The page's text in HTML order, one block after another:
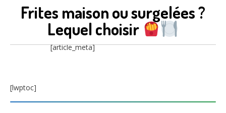
Frites maison ou surgelées ?
Lequel choisir
[article_meta]
[lwptoc]